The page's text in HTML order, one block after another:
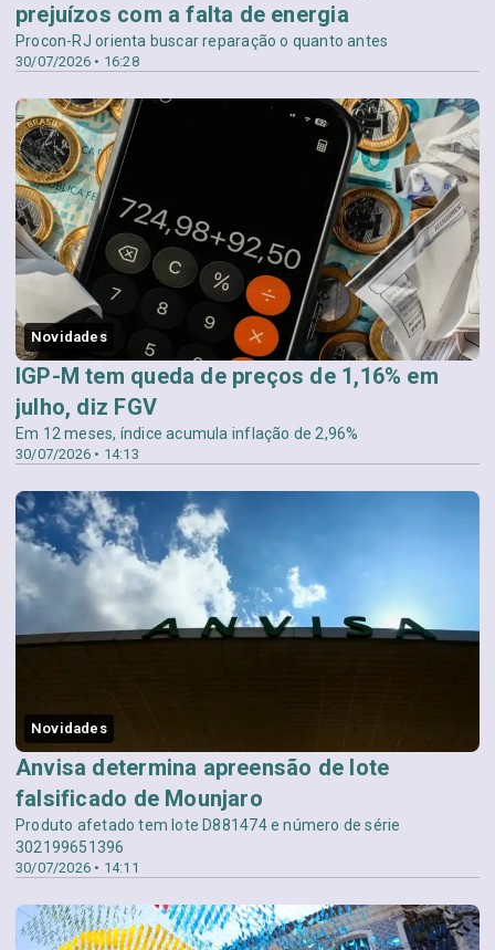
30/07/2026 • 16:28
prejuízos com a falta de energia
Procon-RJ orienta buscar reparação o quanto antes
Novidades
30/07/2026 • 14:13
IGP-M tem queda de preços de 1,16% em
julho, diz FGV
Em 12 meses, índice acumula inflação de 2,96%
Novidades
30/07/2026 • 14:11
Anvisa determina apreensão de lote
falsificado de Mounjaro
Produto afetado tem lote D881474 e número de série
302199651396